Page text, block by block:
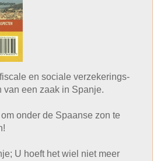
en sociale verzekerings-
van een zaak in Spanje.
onder de Spaanse zon te
U hoeft het wiel niet meer